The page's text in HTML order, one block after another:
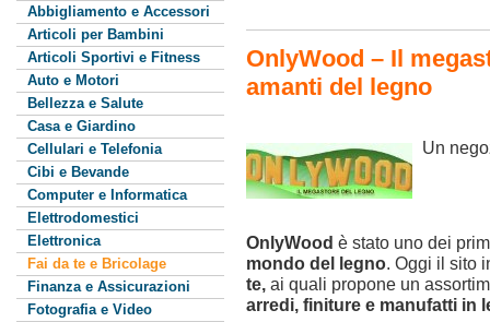
Abbigliamento e Accessori
Articoli per Bambini
Articoli Sportivi e Fitness
Auto e Motori
Bellezza e Salute
Casa e Giardino
Cellulari e Telefonia
Cibi e Bevande
Computer e Informatica
Elettrodomestici
Elettronica
Fai da te e Bricolage
Finanza e Assicurazioni
Fotografia e Video
OnlyWood – Il
amanti del legno
Un
OnlyWood è stato uno dei
mondo del legno. Oggi il sito
te, ai quali propone un
arredi, finiture e manufatti in